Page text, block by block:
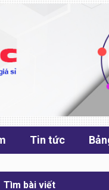
Tin tức
Tìm bài viết